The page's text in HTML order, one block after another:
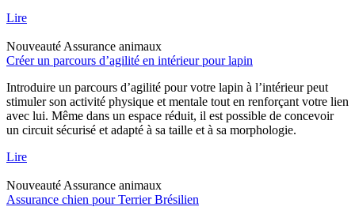
Lire
Nouveauté Assurance animaux
Créer un parcours d’agilité en intérieur pour lapin
Introduire un parcours d’agilité pour votre lapin à l’intérieur peut
stimuler son activité physique et mentale tout en renforçant votre lien
avec lui. Même dans un espace réduit, il est possible de concevoir
un circuit sécurisé et adapté à sa taille et à sa morphologie.
Lire
Nouveauté Assurance animaux
Assurance chien pour Terrier Brésilien